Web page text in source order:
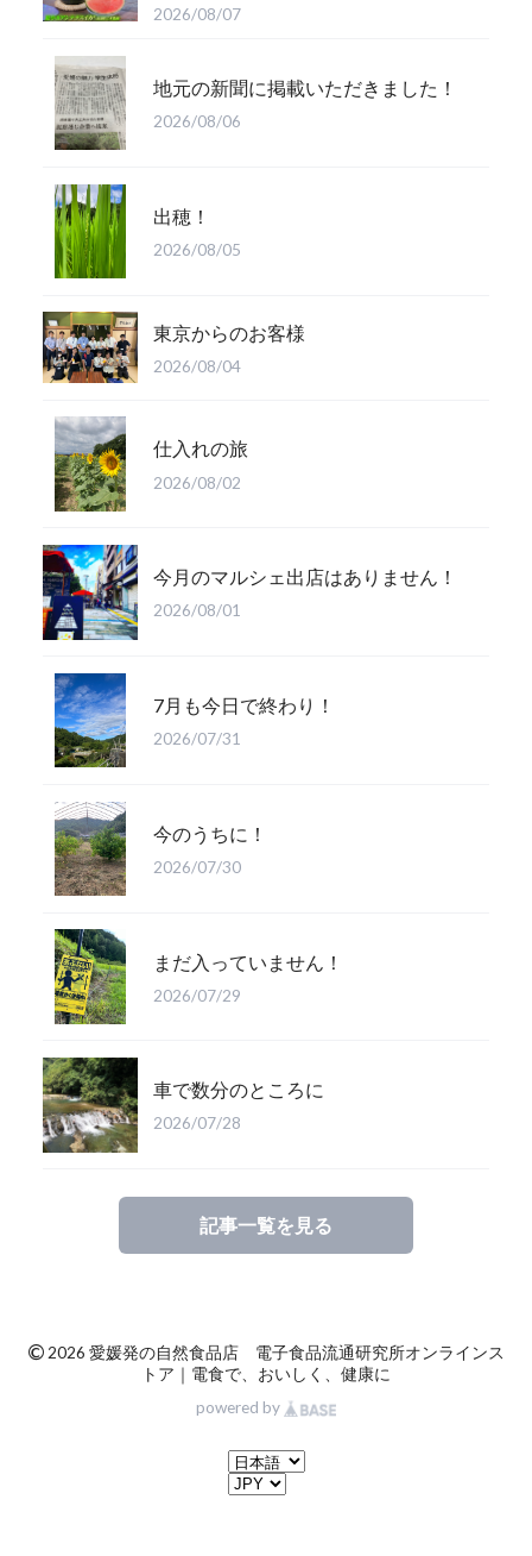
2026/08/07
地元の新聞に掲載いただきました！
2026/08/06
出穂！
2026/08/05
東京からのお客様
2026/08/04
仕入れの旅
2026/08/02
今月のマルシェ出店はありません！
2026/08/01
7月も今日で終わり！
2026/07/31
今のうちに！
2026/07/30
まだ入っていません！
2026/07/29
車で数分のところに
2026/07/28
記事一覧を見る
© 2026 愛媛発の自然食品店 電子食品流通研究所オンラインス
トア｜電食で、おいしく、健康に
powered by